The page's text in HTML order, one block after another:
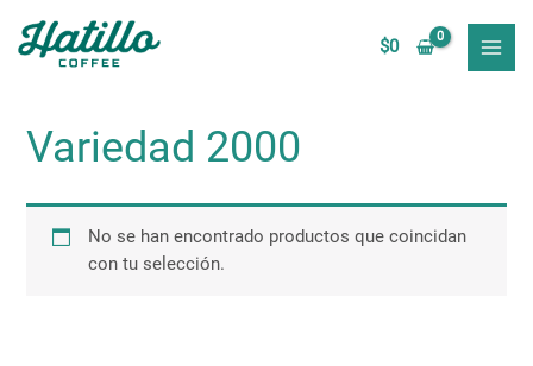
contenido
$0
Variedad 2000
No se han encontrado productos que coincidan
con tu selección.